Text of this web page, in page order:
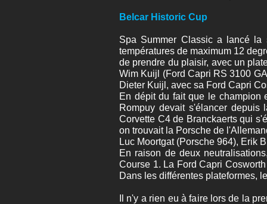
Belcar Historic Cup
Spa Summer Classic a lancé
températures de maximum 12
de prendre du plaisir, avec un
Wim Kuijl (Ford Capri RS 3100
Dieter Kuijl, avec sa Ford Capri
En dépit du fait que le champion
Rompuy devait s'élancer
Corvette C4 de Branckaerts qui
on trouvait la Porsche de
Luc Moortgat (Porsche 964), Erik
En raison de deux
Course 1. La Ford Capri
Dans les différentes plateformes,
Il n'y a rien eu à faire lors de la